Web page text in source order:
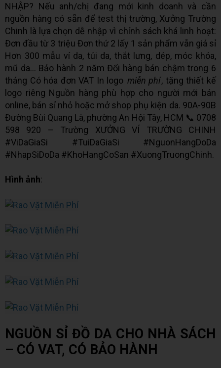
NHẬP? Nếu anh/chị đang mới kinh doanh và cần
nguồn hàng có sẵn để test thị trường, Xưởng Trường
Chinh là lựa chọn dễ nhập vì chính sách khá linh hoạt:
Đơn đầu từ 3 triệu Đơn thứ 2 lấy 1 sản phẩm vẫn giá sỉ
Hơn 300 mẫu ví da, túi da, thắt lưng, dép, móc khóa,
mũ da... Bảo hành 2 năm Đổi hàng bán chậm trong 6
tháng Có hóa đơn VAT In logo miễn phí, tặng thiết kế
logo riêng Nguồn hàng phù hợp cho người mới bán
online, bán sỉ nhỏ hoặc mở shop phụ kiện da. 90A-90B
Đường Bùi Quang Là, phường An Hội Tây, HCM 📞 0708
598 920 – Trường XƯỞNG VÍ TRƯỜNG CHINH
#ViDaGiaSi #TuiDaGiaSi #NguonHangDoDa
#NhapSiDoDa #KhoHangCoSan #XuongTruongChinh.
Hình ảnh:
NGUỒN SỈ ĐỒ DA CHO NHÀ SÁCH
– CÓ VAT, CÓ BẢO HÀNH